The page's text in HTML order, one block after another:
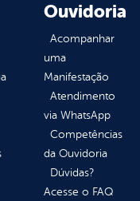
Ouvidoria
Acompanhar
uma
Manifestação
Atendimento
via WhatsApp
Competências
da Ouvidoria
Dúvidas?
Acesse o FAQ